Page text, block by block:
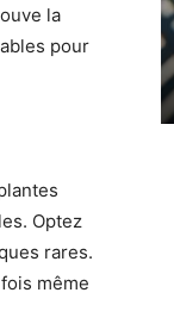
la
pour
Optez
rares.
même